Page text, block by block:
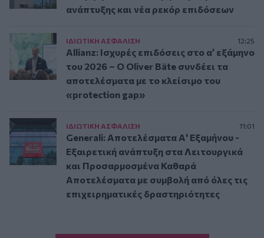
ανάπτυξης και νέα ρεκόρ επιδόσεων
ΙΔΙΩΤΙΚΗ ΑΣΦAΛΙΣΗ 12:25
Allianz: Ισχυρές επιδόσεις στο α’ εξάμηνο
του 2026 – Ο Oliver Bäte συνδέει τα
αποτελέσματα με το κλείσιμο του
«protection gap»
ΙΔΙΩΤΙΚΗ ΑΣΦAΛΙΣΗ 11:01
Generali: Αποτελέσματα Α' Εξαμήνου -
Εξαιρετική ανάπτυξη στα Λειτουργικά
και Προσαρμοσμένα Καθαρά
Αποτελέσματα με συμβολή από όλες τις
επιχειρηματικές δραστηριότητες